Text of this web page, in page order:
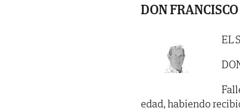
DON
EL
edad, habiendo